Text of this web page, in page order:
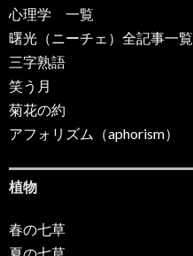
心理学 一覧
曙光（ニーチェ）全記事一覧
三字熟語
笑う月
菊花の約
アフォリズム（aphorism）
植物
春の七草